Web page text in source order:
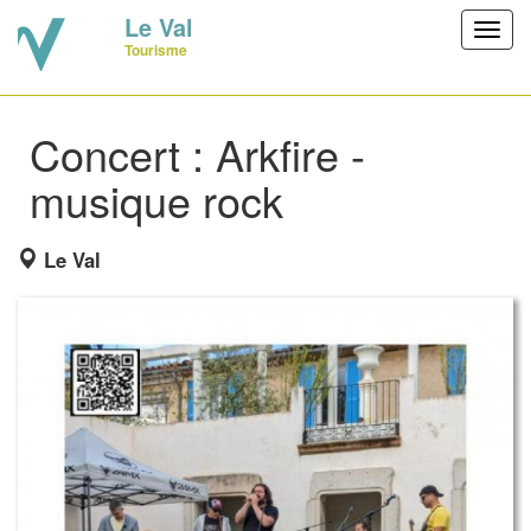
Le Val
Tourisme
Concert : Arkfire -
musique rock
Le Val